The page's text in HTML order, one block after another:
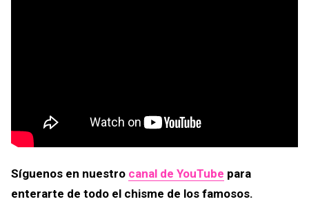
Síguenos en nuestro canal de YouTube para
enterarte de todo el chisme de los famosos.